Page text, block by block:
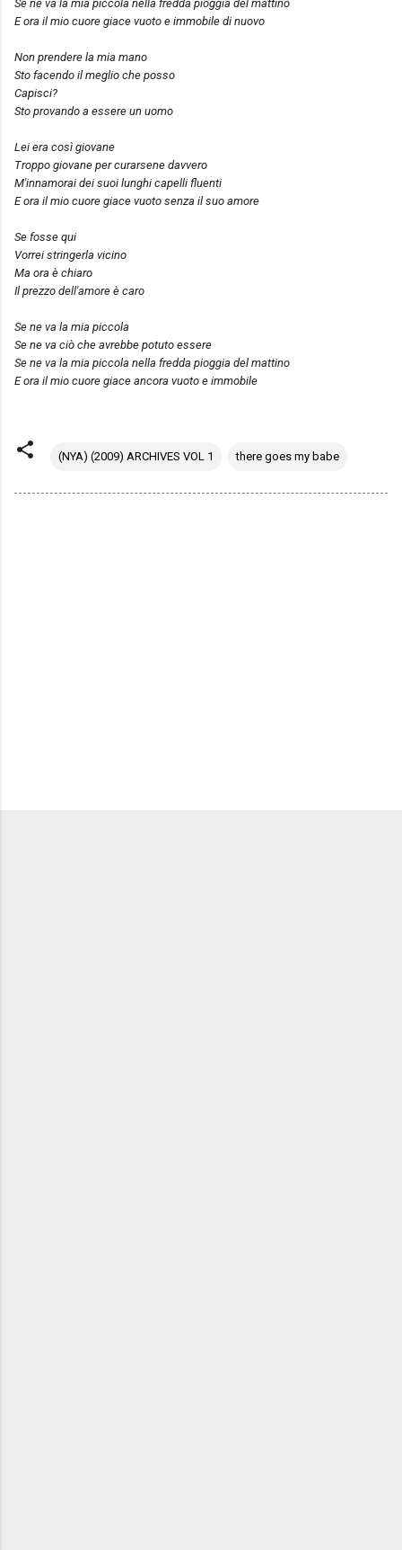
Se ne va la mia piccola nella fredda pioggia del mattino
E ora il mio cuore giace vuoto e immobile di nuovo
Non prendere la mia mano
Sto facendo il meglio che posso
Capisci?
Sto provando a essere un uomo
Lei era così giovane
Troppo giovane per curarsene davvero
M'innamorai dei suoi lunghi capelli fluenti
E ora il mio cuore giace vuoto senza il suo amore
Se fosse qui
Vorrei stringerla vicino
Ma ora è chiaro
Il prezzo dell'amore è caro
Se ne va la mia piccola
Se ne va ciò che avrebbe potuto essere
Se ne va la mia piccola nella fredda pioggia del mattino
E ora il mio cuore giace ancora vuoto e immobile
(NYA) (2009) ARCHIVES VOL 1 there goes my babe